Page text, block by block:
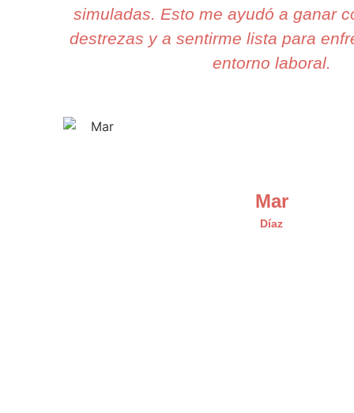
simuladas. Esto me ayudó a ganar
destrezas y a sentirme lista para
entorno laboral.
Mar
Díaz